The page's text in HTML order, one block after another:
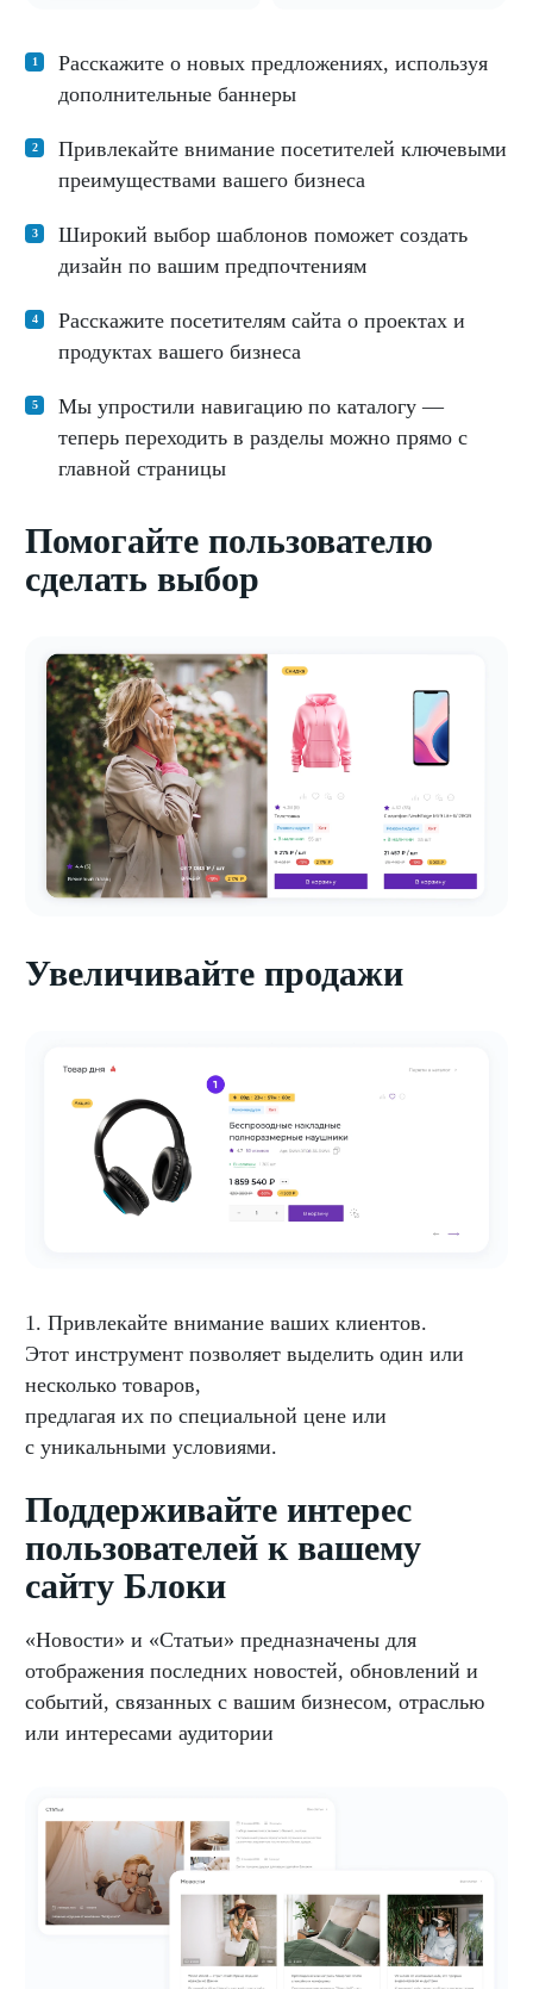
Расскажите о новых предложениях, используя
дополнительные баннеры
Привлекайте внимание посетителей ключевыми
преимуществами вашего бизнеса
Широкий выбор шаблонов поможет создать
дизайн по вашим предпочтениям
Расскажите посетителям сайта о проектах и
продуктах вашего бизнеса
Мы упростили навигацию по каталогу —
теперь переходить в разделы можно прямо с
главной страницы
Помогайте пользователю
сделать выбор
Увеличивайте продажи
1. Привлекайте внимание ваших клиентов.
Этот инструмент позволяет выделить один или
несколько товаров,
предлагая их по специальной цене или
с уникальными условиями.
Поддерживайте интерес
пользователей к вашему
сайту Блоки
«Новости» и «Статьи» предназначены для
отображения последних новостей, обновлений и
событий, связанных с вашим бизнесом, отраслью
или интересами аудитории